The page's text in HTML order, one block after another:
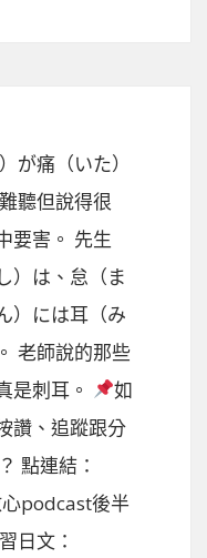
が痛（いた）
聽但說得很
要害。 先生
）は、怠（ま
）には耳（み
老師說的那些
是刺耳。
如
讚、追蹤跟分
點連結：
podcast後半
日文：